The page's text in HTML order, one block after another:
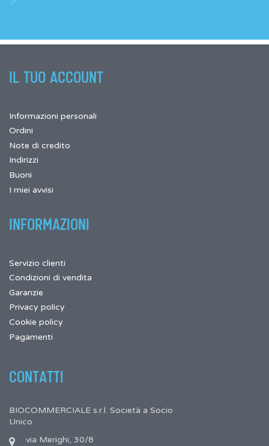
IL TUO ACCOUNT
Informazioni personali
Ordini
Note di credito
Indirizzi
Buoni
I miei avvisi
INFORMAZIONI
Servizio clienti
Condizioni di vendita
Garanzie
Privacy policy
Cookie policy
Pagamenti
CONTATTI
BIOCOMMERCIALE s.r.l. Società a Socio
Unico
via Merighi, 30/8